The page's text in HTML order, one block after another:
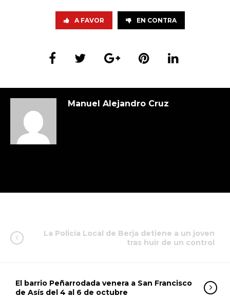
A FAVOR EN CONTRA
Manuel Alejandro Cruz
La Policía Local de Berja detiene a un joven
tras huir de un control
El barrio Peñarrodada venera a San Francisco
de Asís del 4 al 6 de octubre